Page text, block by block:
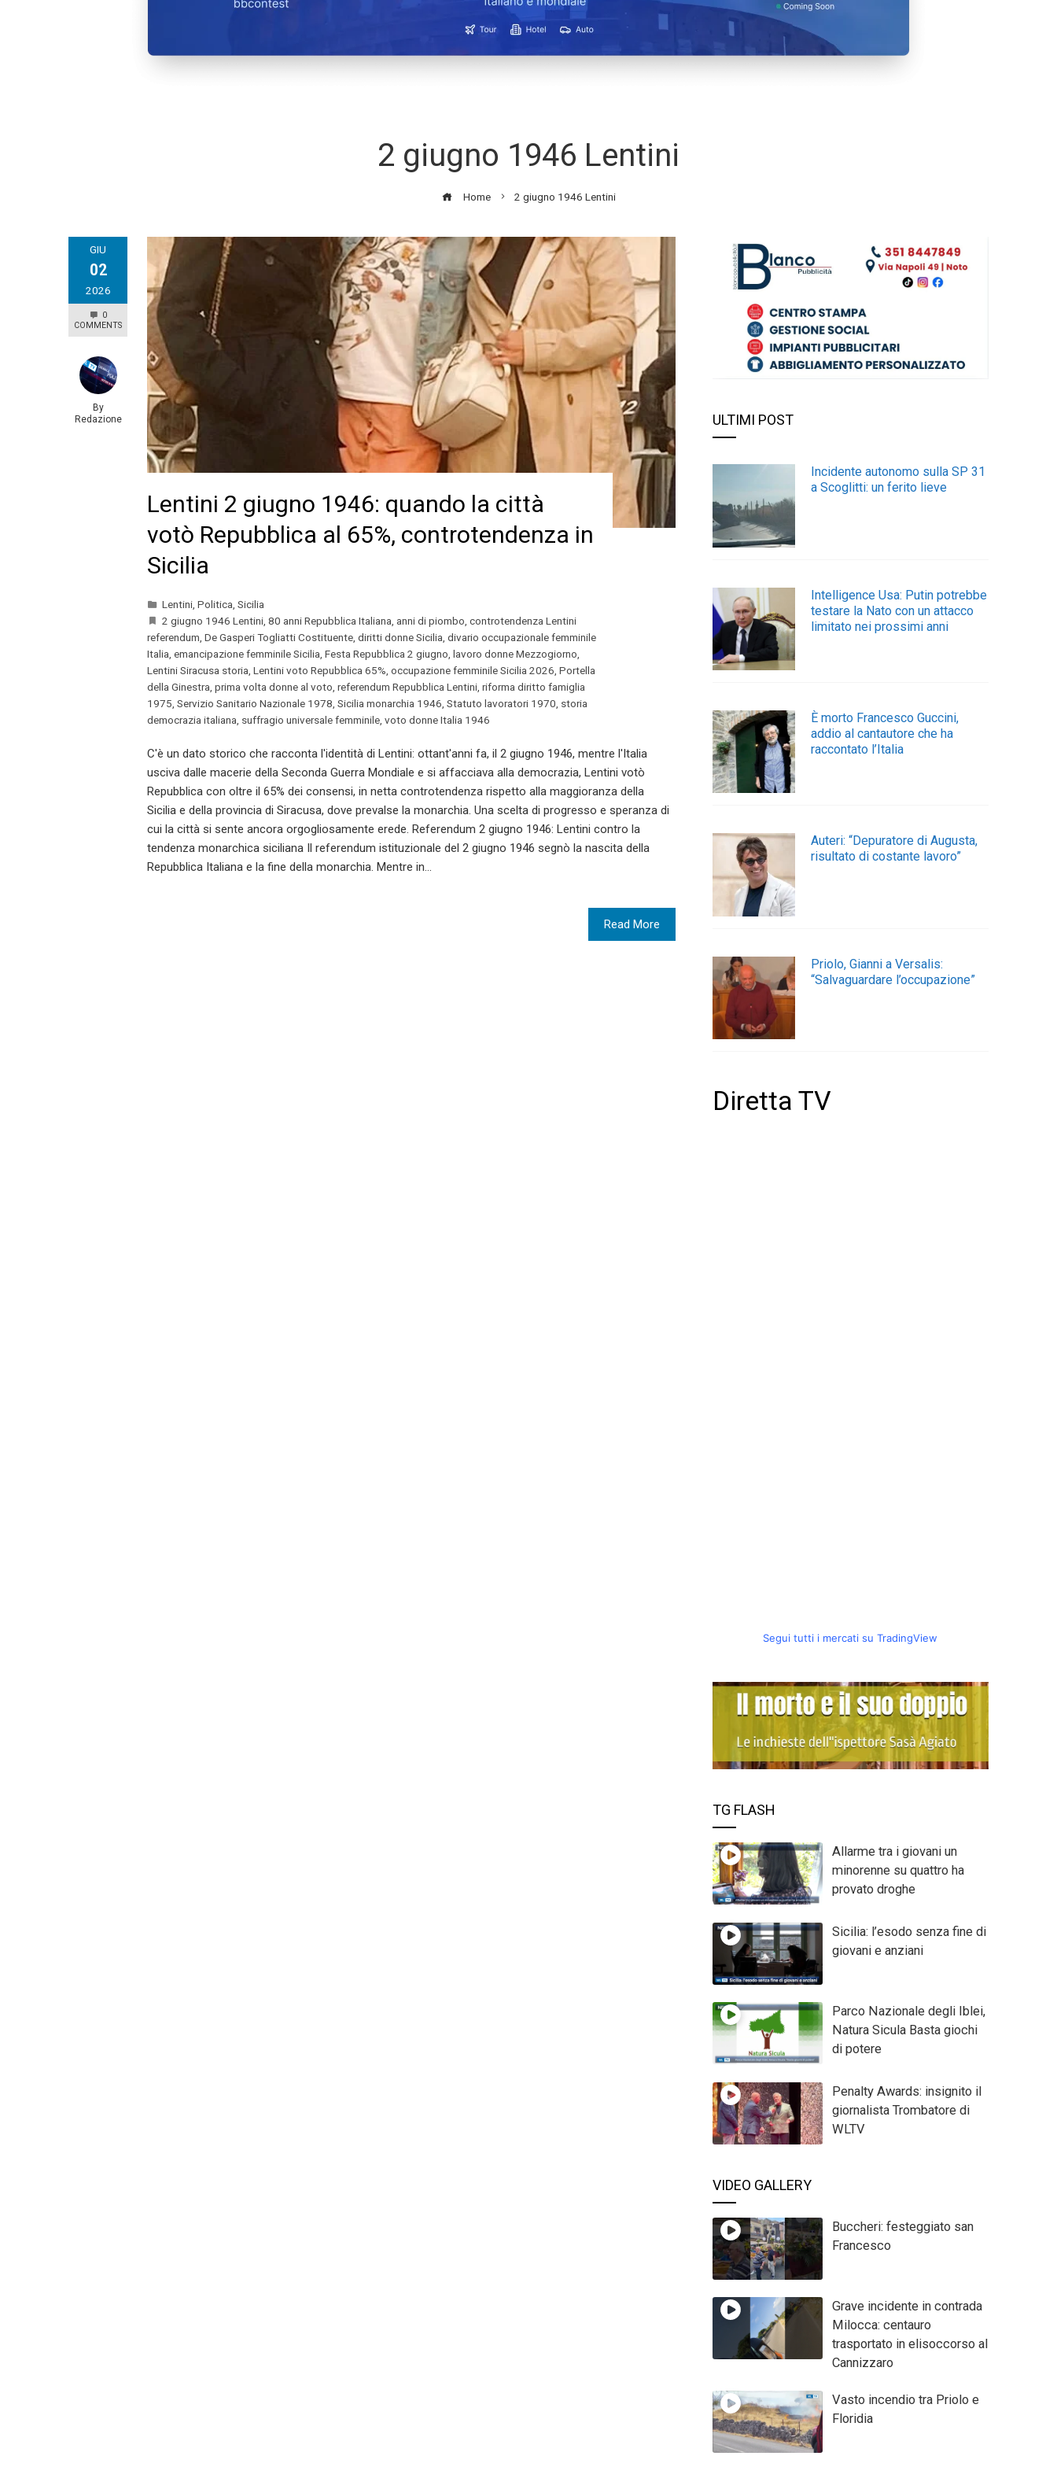
2 giugno 1946 Lentini
Home 2 giugno 1946 Lentini
GIU
02
2026
0
COMMENTS
By
Redazione
Lentini 2 giugno 1946: quando la città
votò Repubblica al 65%, controtendenza in
Sicilia
Lentini Politica Sicilia
2 giugno 1946 Lentini 80 anni Repubblica Italiana anni di piombo controtendenza Lentini
referendum De Gasperi Togliatti Costituente diritti donne Sicilia divario occupazionale femminile
Italia emancipazione femminile Sicilia Festa Repubblica 2 giugno lavoro donne Mezzogiorno
Lentini Siracusa storia Lentini voto Repubblica 65% occupazione femminile Sicilia 2026 Portella
della Ginestra prima volta donne al voto referendum Repubblica Lentini riforma diritto famiglia
1975 Servizio Sanitario Nazionale 1978 Sicilia monarchia 1946 Statuto lavoratori 1970 storia
democrazia italiana suffragio universale femminile voto donne Italia 1946
C'è un dato storico che racconta l'identità di Lentini: ottant'anni fa, il 2 giugno 1946, mentre l'Italia
usciva dalle macerie della Seconda Guerra Mondiale e si affacciava alla democrazia, Lentini votò
Repubblica con oltre il 65% dei consensi, in netta controtendenza rispetto alla maggioranza della
Sicilia e della provincia di Siracusa, dove prevalse la monarchia. Una scelta di progresso e speranza di
cui la città si sente ancora orgogliosamente erede. Referendum 2 giugno 1946: Lentini contro la
tendenza monarchica siciliana Il referendum istituzionale del 2 giugno 1946 segnò la nascita della
Repubblica Italiana e la fine della monarchia. Mentre in…
Read More
ULTIMI POST
Incidente autonomo sulla SP 31
a Scoglitti: un ferito lieve
Intelligence Usa: Putin potrebbe
testare la Nato con un attacco
limitato nei prossimi anni
È morto Francesco Guccini,
addio al cantautore che ha
raccontato l’Italia
Auteri: “Depuratore di Augusta,
risultato di costante lavoro”
Priolo, Gianni a Versalis:
“Salvaguardare l’occupazione”
Diretta TV
Segui tutti i mercati su TradingView
TG FLASH
Allarme tra i giovani un
minorenne su quattro ha
provato droghe
Sicilia: l’esodo senza fine di
giovani e anziani
Parco Nazionale degli Iblei,
Natura Sicula Basta giochi
di potere
Penalty Awards: insignito il
giornalista Trombatore di
WLTV
VIDEO GALLERY
Buccheri: festeggiato san
Francesco
Grave incidente in contrada
Milocca: centauro
trasportato in elisoccorso al
Cannizzaro
Vasto incendio tra Priolo e
Floridia